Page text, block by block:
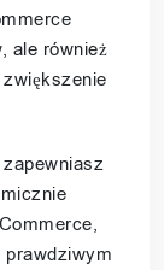
ale również
prawdziwym